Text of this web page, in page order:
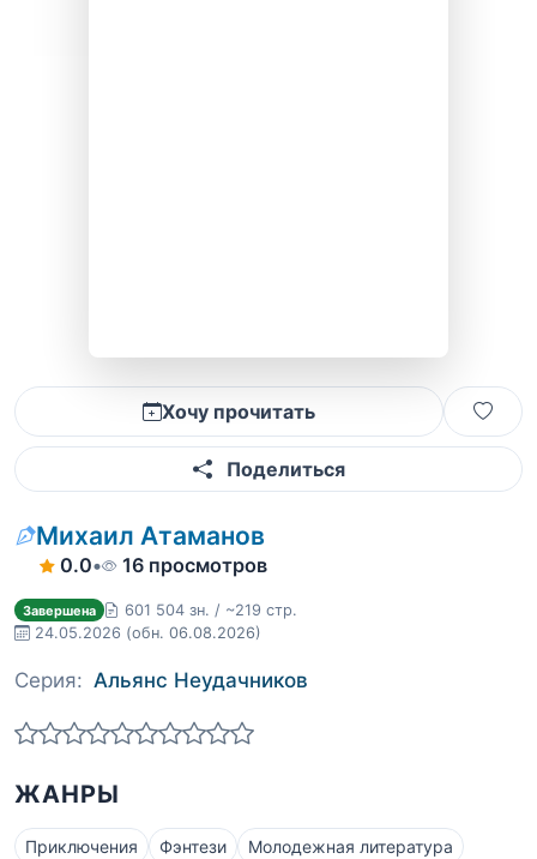
Хочу прочитать
Поделиться
Михаил Атаманов
0.0• 16 просмотров
Завершена
601 504 зн. / ~219 стр.
24.05.2026 (обн. 06.08.2026)
Серия: Альянс Неудачников
ЖАНРЫ
Приключения Фэнтези
Молодежная литература